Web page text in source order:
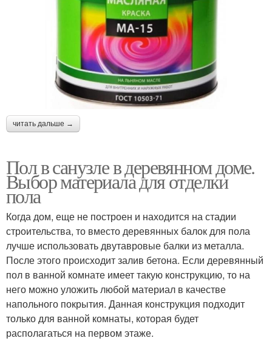
читать дальше →
Пол в санузле в деревянном доме.
Выбор материала для отделки
пола
Когда дом, еще не построен и находится на стадии
строительства, то вместо деревянных балок для пола
лучше использовать двутавровые балки из металла.
После этого происходит залив бетона. Если деревянный
пол в ванной комнате имеет такую конструкцию, то на
него можно уложить любой материал в качестве
напольного покрытия. Данная конструкция подходит
только для ванной комнаты, которая будет
располагаться на первом этаже.